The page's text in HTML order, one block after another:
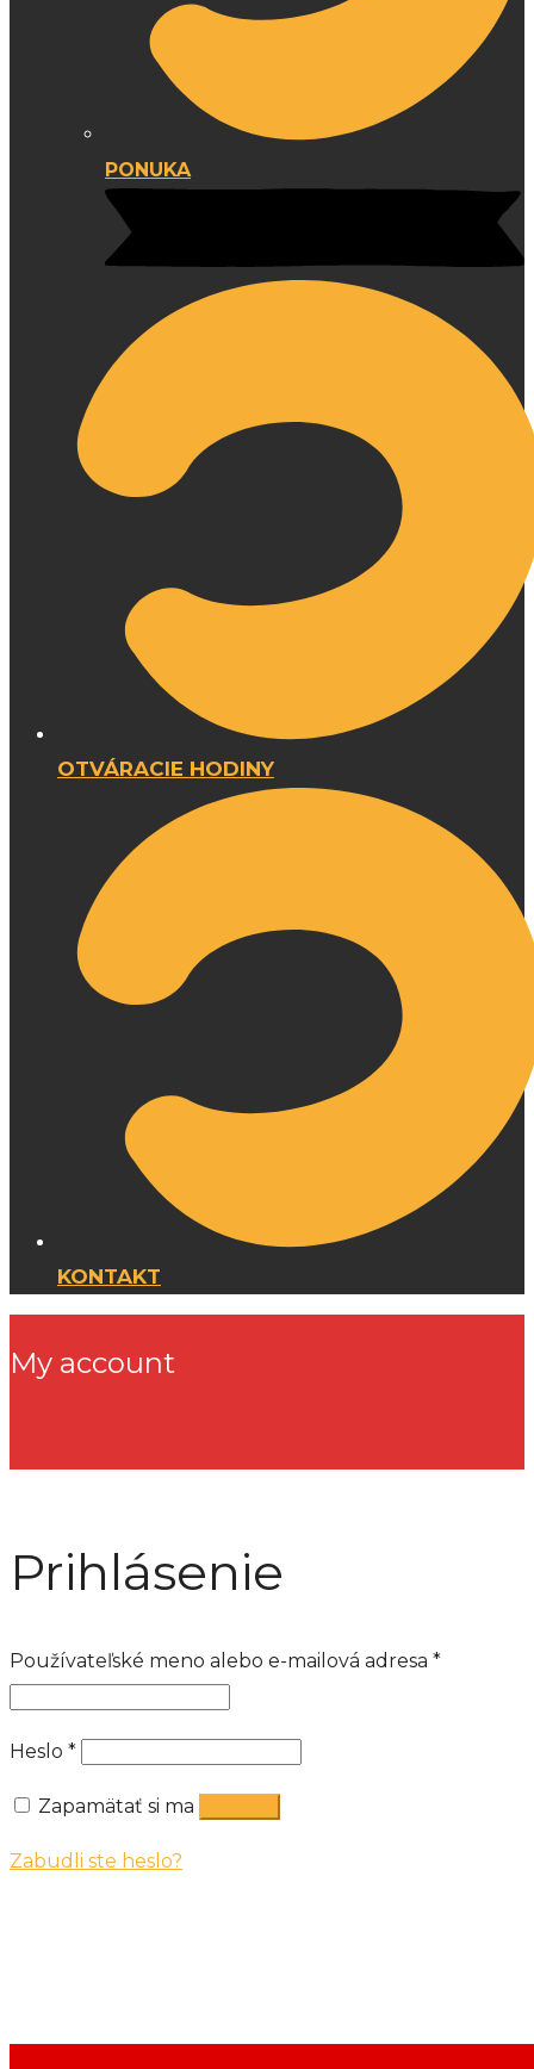
PONUKA
OTVÁRACIE HODINY
KONTAKT
My account
Prihlásenie
Používateľské meno alebo e-mailová adresa *Povinné
Heslo *Povinné
Zapamätať si ma
Zabudli ste heslo?